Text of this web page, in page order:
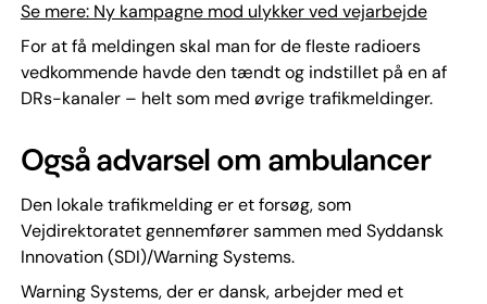
Se mere: Ny kampagne mod ulykker ved vejarbejde
For at få meldingen skal man for de fleste radioers
vedkommende havde den tændt og indstillet på en af
DRs-kanaler – helt som med øvrige trafikmeldinger.
Også advarsel om ambulancer
Den lokale trafikmelding er et forsøg, som
Vejdirektoratet gennemfører sammen med Syddansk
Innovation (SDI)/Warning Systems.
Warning Systems, der er dansk, arbejder med et